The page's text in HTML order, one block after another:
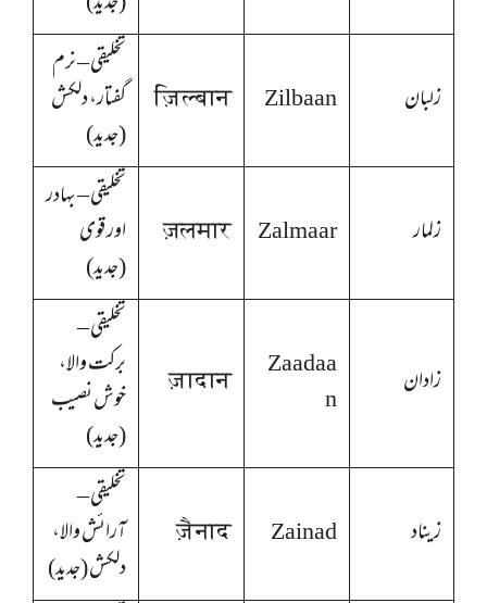
زلبان Zilbaan
ज़िल्बान
تخلیقی – نرم
گفتار، دلکش
(جدید)
زلمار Zalmaar
ज़लमार
تخلیقی – بہادر
اور قوی
(جدید)
زادان
Zaadaa
n
ज़ादान
تخلیقی –
برکت والا،
خوش نصیب
(جدید)
زیناد Zainad
ज़ैनाद
تخلیقی –
آرائش والا،
دلکش (جدید)